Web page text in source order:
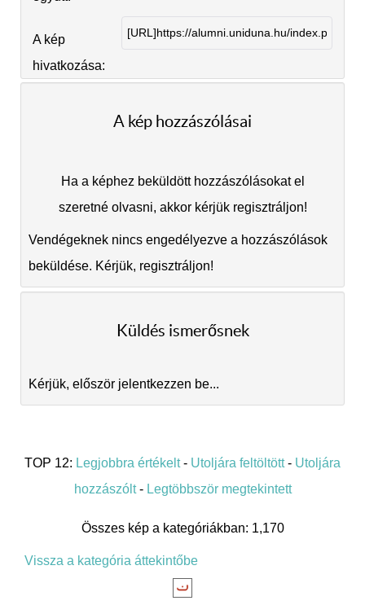
A kép
hivatkozása:
A kép hozzászólásai
Ha a képhez beküldött hozzászólásokat el
szeretné olvasni, akkor kérjük regisztráljon!
Vendégeknek nincs engedélyezve a hozzászólások
beküldése. Kérjük, regisztráljon!
Küldés ismerősnek
Kérjük, először jelentkezzen be...
TOP 12: Legjobbra értékelt- Utoljára feltöltött- Utoljára
hozzászólt- Legtöbbször megtekintett
Összes kép a kategóriákban: 1,170
Vissza a kategória áttekintőbe